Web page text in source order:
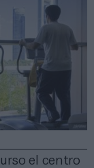
el centro